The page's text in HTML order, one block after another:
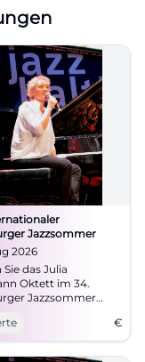
Jazzsommer
2026
Sie das Julia
Oktett im 34.
Jazzsommer
im Botanischen
5. August 2026!
€